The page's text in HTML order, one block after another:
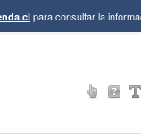
para consultar la